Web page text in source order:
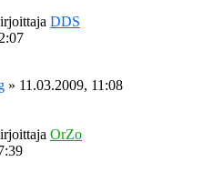
DDS
» 11.03.2009, 11:08
OrZo